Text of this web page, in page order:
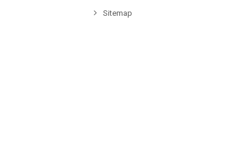
Sitemap